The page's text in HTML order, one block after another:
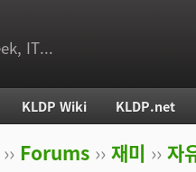
IT...
위치
›› Forums ›› 재미 ›› 자
KLDP Wiki KLDP.net